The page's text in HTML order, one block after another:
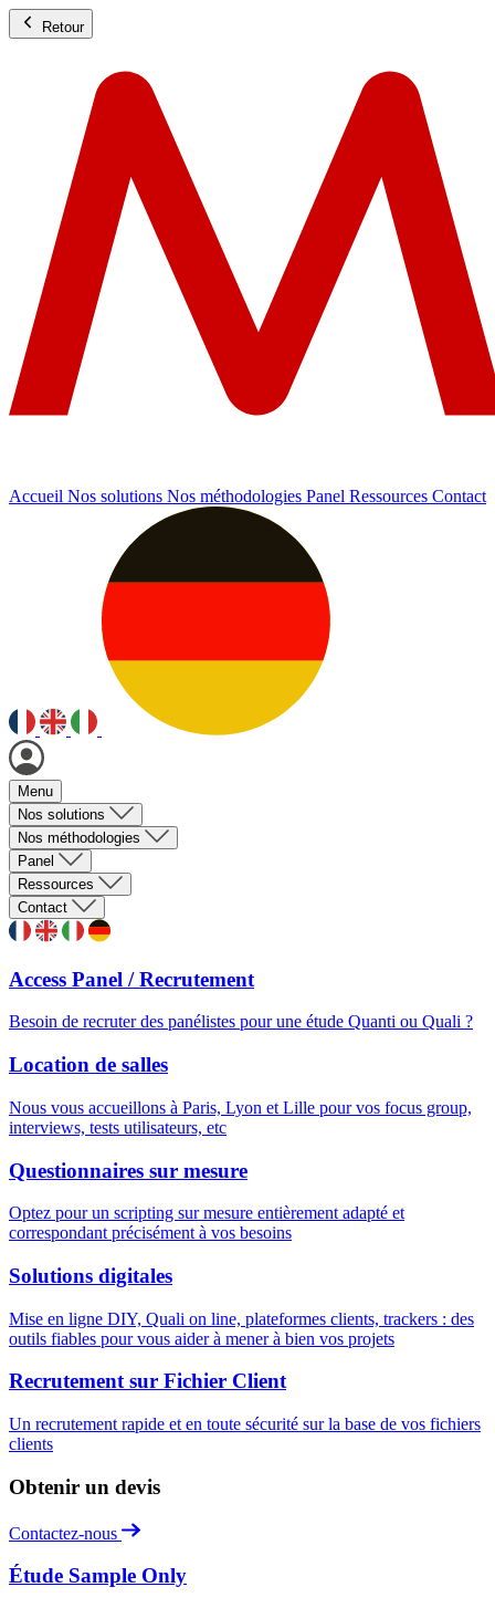
Retour
Accueil Nos solutions Nos méthodologies Panel Ressources Contact
Menu
Nos solutions
Nos méthodologies
Panel
Ressources
Contact
Access Panel / Recrutement
Besoin de recruter des panélistes pour une étude Quanti ou Quali ?
Location de salles
Nous vous accueillons à Paris, Lyon et Lille pour vos focus group,
interviews, tests utilisateurs, etc
Questionnaires sur mesure
Optez pour un scripting sur mesure entièrement adapté et
correspondant précisément à vos besoins
Solutions digitales
Mise en ligne DIY, Quali on line, plateformes clients, trackers : des
outils fiables pour vous aider à mener à bien vos projets
Recrutement sur Fichier Client
Un recrutement rapide et en toute sécurité sur la base de vos fichiers
clients
Obtenir un devis
Contactez-nous
Étude Sample Only